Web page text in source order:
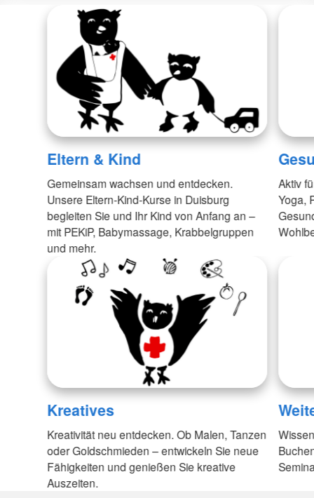
Eltern & Kind
Gemeinsam wachsen und entdecken.
Unsere Eltern-Kind-Kurse in Duisburg
begleiten Sie und Ihr Kind von Anfang an –
mit PEKiP, Babymassage, Krabbelgruppen
und mehr.
Aktiv
Yoga,
Kreatives
Kreativität neu entdecken. Ob Malen, Tanzen
oder Goldschmieden – entwickeln Sie neue
Fähigkeiten und genießen Sie kreative
Auszeiten.